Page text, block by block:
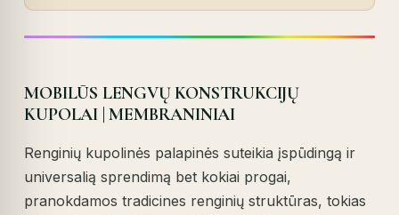
MOBILŪS LENGVŲ KONSTRUKCIJŲ
KUPOLAI | MEMBRANINIAI
Renginių kupolinės palapinės suteikia įspūdingą ir
universalią sprendimą bet kokiai progai,
pranokdamos tradicines renginių struktūras, tokias